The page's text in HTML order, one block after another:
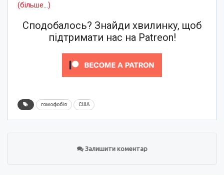
(більше…)
Сподобалось? Знайди хвилинку, щоб
підтримати нас на Patreon!
гомофобія США
Залишити коментар